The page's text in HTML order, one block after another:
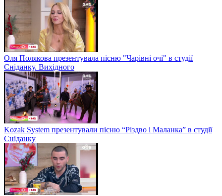
Оля Полякова презентувала пісню "Чарівні очі" в студії
Сніданку. Вихідного
Kozak System презентували пісню “Різдво і Маланка” в студії
Сніданку